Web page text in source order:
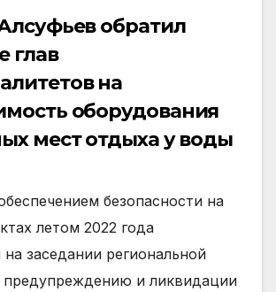
обратил
глав
на
оборудования
мест отдыха у воды
безопасности на
летом 2022 года
заседании региональной
предупреждению и ликвидации